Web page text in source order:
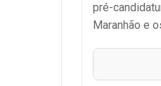
pré-
Maranhão e